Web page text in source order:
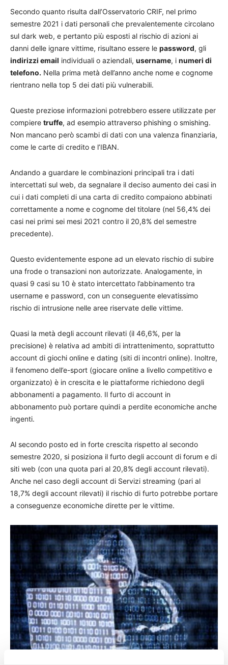
Secondo quanto risulta dall’Osservatorio CRIF, nel primo
semestre 2021 i dati personali che prevalentemente circolano
sul dark web, e pertanto più esposti al rischio di azioni ai
danni delle ignare vittime, risultano essere le password, gli
indirizzi email individuali o aziendali, username, i numeri di
telefono. Nella prima metà dell’anno anche nome e cognome
rientrano nella top 5 dei dati più vulnerabili.
Queste preziose informazioni potrebbero essere utilizzate per
compiere truffe, ad esempio attraverso phishing o smishing.
Non mancano però scambi di dati con una valenza finanziaria,
come le carte di credito e l’IBAN.
Andando a guardare le combinazioni principali tra i dati
intercettati sul web, da segnalare il deciso aumento dei casi in
cui i dati completi di una carta di credito compaiono abbinati
correttamente a nome e cognome del titolare (nel 56,4% dei
casi nei primi sei mesi 2021 contro il 20,8% del semestre
precedente).
Questo evidentemente espone ad un elevato rischio di subire
una frode o transazioni non autorizzate. Analogamente, in
quasi 9 casi su 10 è stato intercettato l’abbinamento tra
username e password, con un conseguente elevatissimo
rischio di intrusione nelle aree riservate delle vittime.
Quasi la metà degli account rilevati (il 46,6%, per la
precisione) è relativa ad ambiti di intrattenimento, soprattutto
account di giochi online e dating (siti di incontri online). Inoltre,
il fenomeno dell’e-sport (giocare online a livello competitivo e
organizzato) è in crescita e le piattaforme richiedono degli
abbonamenti a pagamento. Il furto di account in
abbonamento può portare quindi a perdite economiche anche
ingenti.
Al secondo posto ed in forte crescita rispetto al secondo
semestre 2020, si posiziona il furto degli account di forum e di
siti web (con una quota pari al 20,8% degli account rilevati).
Anche nel caso degli account di Servizi streaming (pari al
18,7% degli account rilevati) il rischio di furto potrebbe portare
a conseguenze economiche dirette per le vittime.